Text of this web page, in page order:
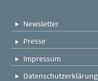
Newsletter
Presse
Impressum
Datenschutzerklärung